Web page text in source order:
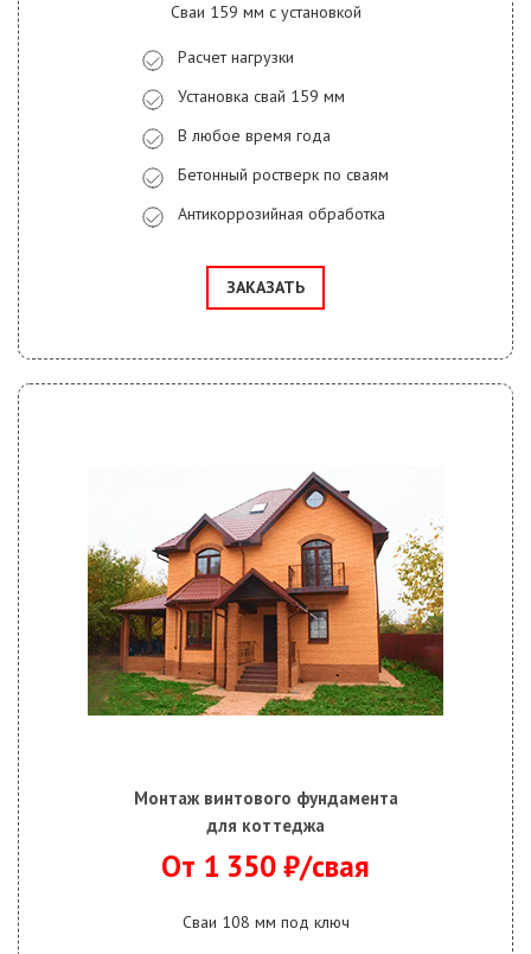
Сваи 159 мм с установкой
Расчет нагрузки
Установка свай 159 мм
В любое время года
Бетонный ростверк по сваям
Антикоррозийная обработка
ЗАКАЗАТЬ
Монтаж винтового фундамента
для коттеджа
От 1 350 ₽/свая
Сваи 108 мм под ключ